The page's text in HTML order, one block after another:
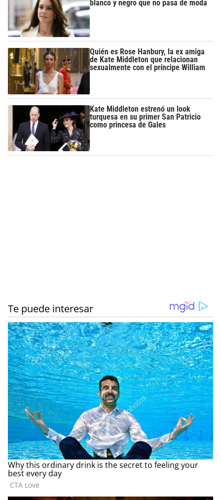
blanco y negro que no pasa de moda
Quién es Rose Hanbury, la ex amiga
de Kate Middleton que relacionan
sexualmente con el príncipe William
Kate Middleton estrenó un look
turquesa en su primer San Patricio
como princesa de Gales